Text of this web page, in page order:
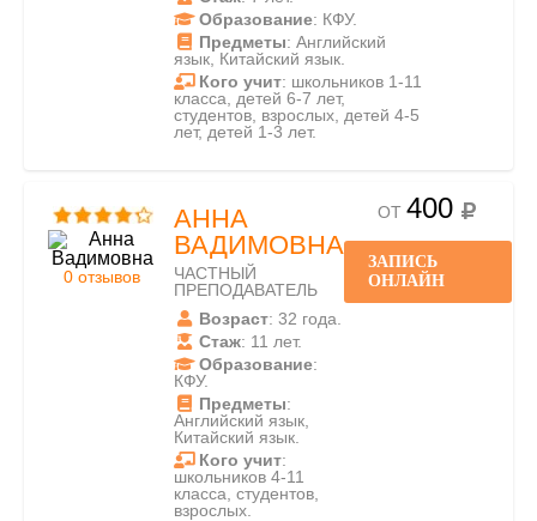
Образование: КФУ.
Предметы: Английский
язык, Китайский язык.
Кого учит: школьников 1-11
класса, детей 6-7 лет,
студентов, взрослых, детей 4-5
лет, детей 1-3 лет.
0 отзывов
АННА
ВАДИМОВНА
ЧАСТНЫЙ
ПРЕПОДАВАТЕЛЬ
Возраст: 32 года.
Стаж: 11 лет.
Образование:
КФУ.
Предметы:
Английский язык,
Китайский язык.
Кого учит:
школьников 4-11
класса, студентов,
взрослых.
ОТ 400
ЗАПИСЬ
ОНЛАЙН